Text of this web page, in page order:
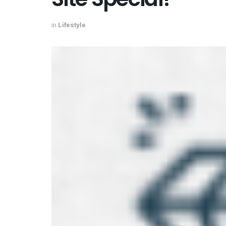
in Lifestyle